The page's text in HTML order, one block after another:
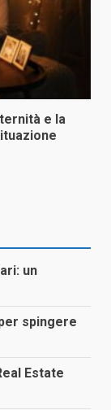
e la
un
spingere
Estate